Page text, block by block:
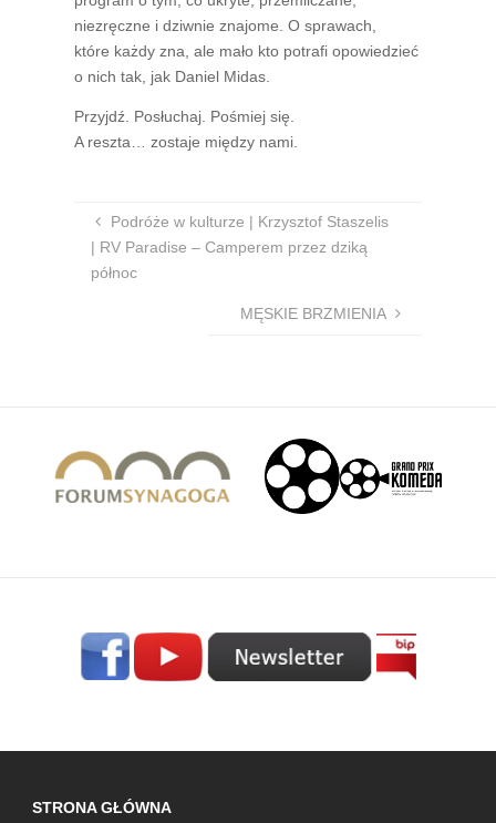
niezręczne i dziwnie znajome. O sprawach,
które każdy zna, ale mało kto potrafi opowiedzieć
o nich tak, jak Daniel Midas.
Przyjdź. Posłuchaj. Pośmiej się.
A reszta… zostaje między nami.
Podróże w kulturze | Krzysztof Staszelis
| RV Paradise – Camperem przez dziką
północ
MĘSKIE BRZMIENIA
STRONA GŁÓWNA